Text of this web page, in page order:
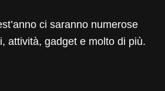
ci saranno numerose
attività, gadget e molto di più.